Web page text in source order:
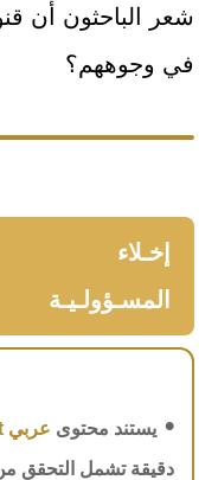
شعر الباحثون أن
في وجوههم؟
إخـلاء
المسـؤولـيـة
• يستند محتوى عربي Daily Post
دقيقة تشمل التحقق من